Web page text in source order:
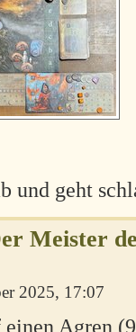
und geht
Meister
2025, 17:07
Agren